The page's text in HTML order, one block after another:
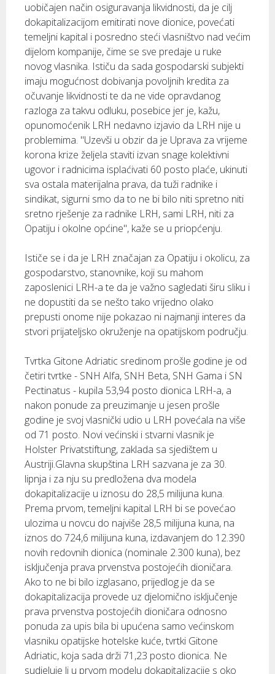
uobičajen način osiguravanja likvidnosti, da je cilj
dokapitalizacijom emitirati nove dionice, povećati
temeljni kapital i posredno steći vlasništvo nad većim
dijelom kompanije, čime se sve predaje u ruke
novog vlasnika. Ističu da sada gospodarski subjekti
imaju mogućnost dobivanja povoljnih kredita za
očuvanje likvidnosti te da ne vide opravdanog
razloga za takvu odluku, posebice jer je, kažu,
opunomoćenik LRH nedavno izjavio da LRH nije u
problemima. "Uzevši u obzir da je Uprava za vrijeme
korona krize željela staviti izvan snage kolektivni
ugovor i radnicima isplaćivati 60 posto plaće, ukinuti
sva ostala materijalna prava, da tuži radnike i
sindikat, sigurni smo da to ne bi bilo niti spretno niti
sretno rješenje za radnike LRH, sami LRH, niti za
Opatiju i okolne općine", kaže se u priopćenju.
Ističe se i da je LRH značajan za Opatiju i okolicu, za
gospodarstvo, stanovnike, koji su mahom
zaposlenici LRH-a te da je važno sagledati širu sliku i
ne dopustiti da se nešto tako vrijedno olako
prepusti onome nije pokazao ni najmanji interes da
stvori prijateljsko okruženje na opatijskom području.
Tvrtka Gitone Adriatic sredinom prošle godine je od
četiri tvrtke - SNH Alfa, SNH Beta, SNH Gama i SN
Pectinatus - kupila 53,94 posto dionica LRH-a, a
nakon ponude za preuzimanje u jesen prošle
godine je svoj vlasnički udio u LRH povećala na više
od 71 posto. Novi većinski i stvarni vlasnik je
Holster Privatstiftung, zaklada sa sjedištem u
Austriji.Glavna skupština LRH sazvana je za 30.
lipnja i za nju su predložena dva modela
dokapitalizacije u iznosu do 28,5 milijuna kuna.
Prema prvom, temeljni kapital LRH bi se povećao
ulozima u novcu do najviše 28,5 milijuna kuna, na
iznos do 724,6 milijuna kuna, izdavanjem do 12.390
novih redovnih dionica (nominale 2.300 kuna), bez
isključenja prava prvenstva postojećih dioničara.
Ako to ne bi bilo izglasano, prijedlog je da se
dokapitalizacija provede uz djelomično isključenje
prava prvenstva postojećih dioničara odnosno
ponuda za upis bila bi upućena samo većinskom
vlasniku opatijske hotelske kuće, tvrtki Gitone
Adriatic, koja sada drži 71,23 posto dionica. Ne
sudjeluje li u prvom modelu dokapitalizacije s oko